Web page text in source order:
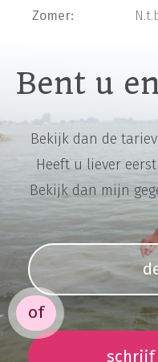
Zomer:
Bent u
Bekijk dan de
Heeft u liever
Bekijk dan mijn
of
schrijf